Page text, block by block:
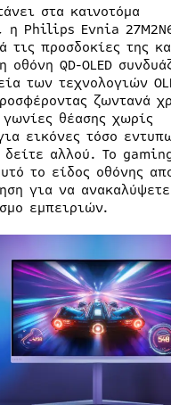
στα καινοτόμα
η Philips Evnia
τις προσδοκίες της
QD-OLED
των τεχνολογιών
ζωντανά
θέασης χωρίς
εικόνες τόσο
αλλού. Το
το είδος οθόνης
για να
εμπειριών.